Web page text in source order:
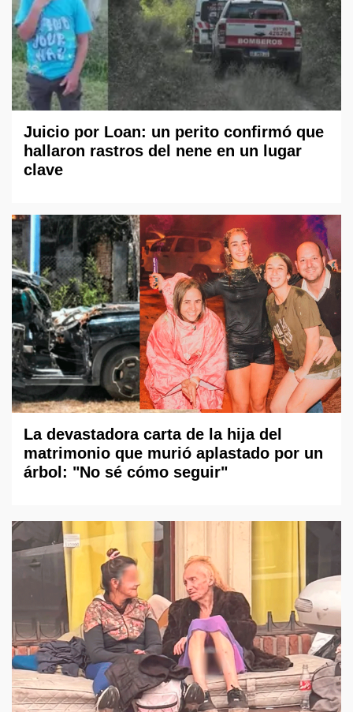
Juicio por Loan: un perito confirmó que
hallaron rastros del nene en un lugar
clave
La devastadora carta de la hija del
matrimonio que murió aplastado por un
árbol: "No sé cómo seguir"